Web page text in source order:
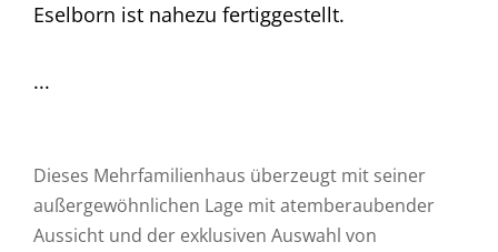
Eselborn ist nahezu fertiggestellt.
...
Dieses Mehrfamilienhaus überzeugt mit seiner
außergewöhnlichen Lage mit atemberaubender
Aussicht und der exklusiven Auswahl von